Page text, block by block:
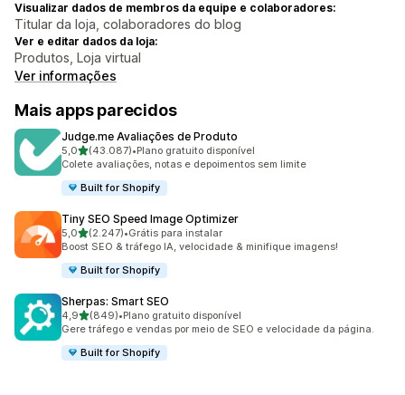
Visualizar dados de membros da equipe e colaboradores:
Titular da loja, colaboradores do blog
Ver e editar dados da loja:
Produtos, Loja virtual
Ver informações
Mais apps parecidos
Judge.me Avaliações de Produto
5,0de 5 estrelas
(43.087)
43087 avaliações ao todo
•Plano gratuito disponível
Colete avaliações, notas e depoimentos sem limite
Built for Shopify
Tiny SEO Speed Image Optimizer
5,0de 5 estrelas
(2.247)
2247 avaliações ao todo
•Grátis para instalar
Boost SEO & tráfego IA, velocidade & minifique imagens!
Built for Shopify
Sherpas: Smart SEO
4,9de 5 estrelas
(849)
849 avaliações ao todo
•Plano gratuito disponível
Gere tráfego e vendas por meio de SEO e velocidade da página.
Built for Shopify